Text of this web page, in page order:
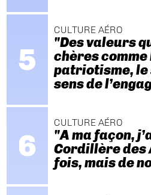
CULTURE AÉRO
"Des valeurs
chères
patriotisme,
sens de
CULTURE AÉRO
"A ma façon,
Cordillère des
fois, mais de